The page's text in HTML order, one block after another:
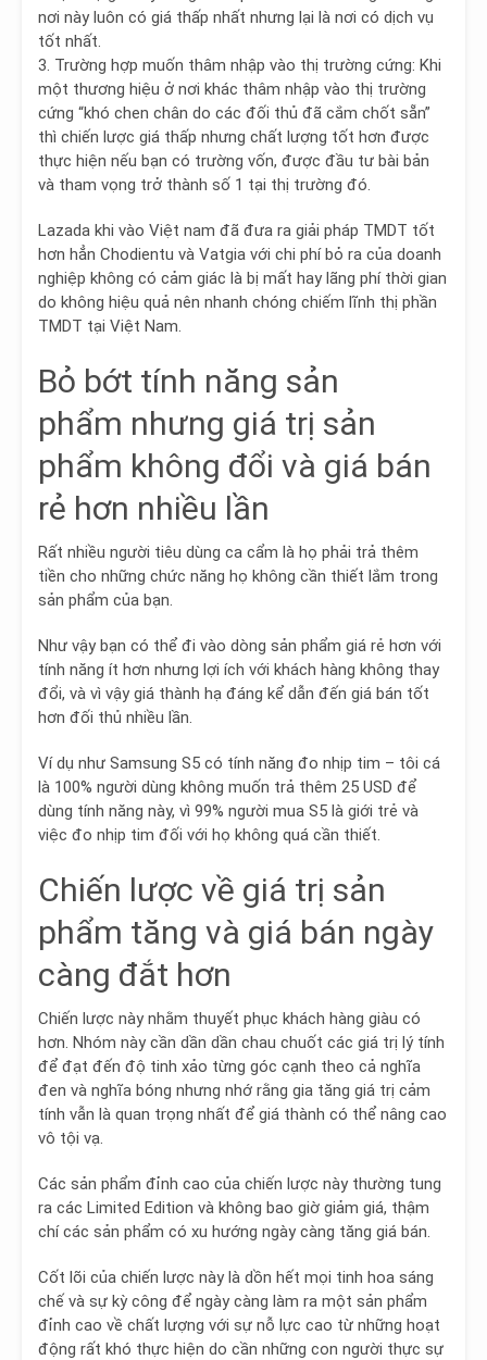
nơi này luôn có giá thấp nhất nhưng lại là nơi có dịch vụ
tốt nhất.
3. Trường hợp muốn thâm nhập vào thị trường cứng: Khi
một thương hiệu ở nơi khác thâm nhập vào thị trường
cứng “khó chen chân do các đối thủ đã cắm chốt sẵn”
thì chiến lược giá thấp nhưng chất lượng tốt hơn được
thực hiện nếu bạn có trường vốn, được đầu tư bài bản
và tham vọng trở thành số 1 tại thị trường đó.
Lazada khi vào Việt nam đã đưa ra giải pháp TMDT tốt
hơn hẳn Chodientu và Vatgia với chi phí bỏ ra của doanh
nghiệp không có cảm giác là bị mất hay lãng phí thời gian
do không hiệu quả nên nhanh chóng chiếm lĩnh thị phần
TMDT tại Việt Nam.
Bỏ bớt tính năng sản
phẩm nhưng giá trị sản
phẩm không đổi và giá bán
rẻ hơn nhiều lần
Rất nhiều người tiêu dùng ca cẩm là họ phải trả thêm
tiền cho những chức năng họ không cần thiết lắm trong
sản phẩm của bạn.
Như vậy bạn có thể đi vào dòng sản phẩm giá rẻ hơn với
tính năng ít hơn nhưng lợi ích với khách hàng không thay
đổi, và vì vậy giá thành hạ đáng kể dẫn đến giá bán tốt
hơn đối thủ nhiều lần.
Ví dụ như Samsung S5 có tính năng đo nhịp tim – tôi cá
là 100% người dùng không muốn trả thêm 25 USD để
dùng tính năng này, vì 99% người mua S5 là giới trẻ và
việc đo nhịp tim đối với họ không quá cần thiết.
Chiến lược về giá trị sản
phẩm tăng và giá bán ngày
càng đắt hơn
Chiến lược này nhằm thuyết phục khách hàng giàu có
hơn . Nhóm này cần dần dần chau chuốt các giá trị lý tính
để đạt đến độ tinh xảo từng góc cạnh theo cả nghĩa
đen và nghĩa bóng nhưng nhớ rằng gia tăng giá trị cảm
tính vẫn là quan trọng nhất để giá thành có thể nâng cao
vô tội vạ.
Các sản phẩm đỉnh cao của chiến lược này thường tung
ra các Limited Edition và không bao giờ giảm giá, thậm
chí các sản phẩm có xu hướng ngày càng tăng giá bán.
Cốt lõi của chiến lược này là dồn hết mọi tinh hoa sáng
chế và sự kỳ công để ngày càng làm ra một sản phẩm
đỉnh cao về chất lượng với sự nỗ lực cao từ những hoạt
động rất khó thực hiện do cần những con người thực sự